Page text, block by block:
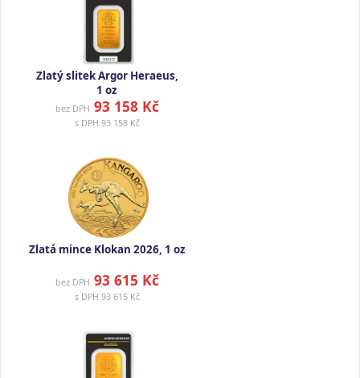
Zlatý slitek Argor Heraeus,
1 oz
bez DPH 93 158 Kč
s DPH 93 158 Kč
Zlatá mince Klokan 2026, 1 oz
bez DPH 93 615 Kč
s DPH 93 615 Kč